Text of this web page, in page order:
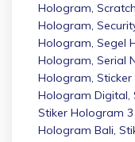
Hologram,
Hologram,
Hologram, Segel
Hologram, Serial
Hologram,
Hologram Digital,
Stiker Hologram 3
Hologram Bali,